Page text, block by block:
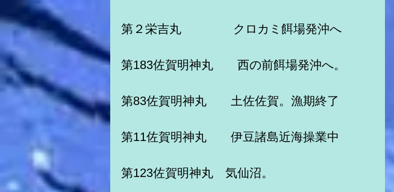
第２栄吉丸　　　　 クロカミ餌場発沖へ
第183佐賀明神丸　　西の前餌場発沖へ。
第83佐賀明神丸　　土佐佐賀。漁期終了
第11佐賀明神丸　　伊豆諸島近海操業中
第123佐賀明神丸　気仙沼。